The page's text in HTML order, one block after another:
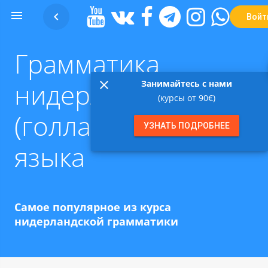
 
Грамматика
нидерландского
(голландского)
языка
Самое популярное из курса
нидерландской грамматики
close
Занимайтесь с нами
(курсы от 90€)
УЗНАТЬ ПОДРОБНЕЕ